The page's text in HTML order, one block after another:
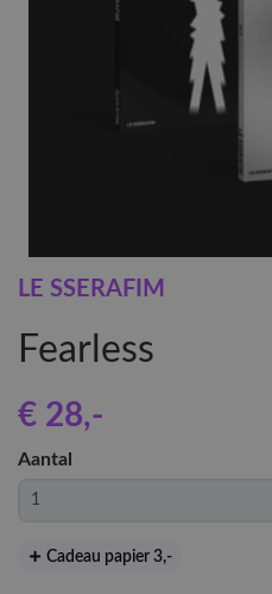
LE SSERAFIM
Fearless
€ 28,-
Aantal
Cadeau papier 3,-